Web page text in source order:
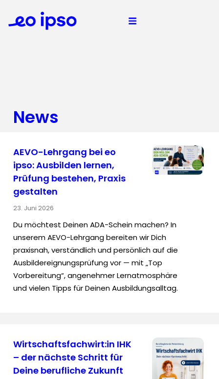
News
AEVO-Lehrgang bei eo
ipso: Ausbilden lernen,
Prüfung bestehen, Praxis
gestalten
23. Juni 2026
Du möchtest Deinen ADA-Schein machen? In
unserem AEVO-Lehrgang bereiten wir Dich
praxisnah, verständlich und persönlich auf die
Ausbildereignungsprüfung vor — mit „Top
Vorbereitung“, angenehmer Lernatmosphäre
und vielen Tipps für Deinen Ausbildungsalltag.
Wirtschaftsfachwirt:in IHK
– der nächste Schritt für
Deine berufliche Zukunft